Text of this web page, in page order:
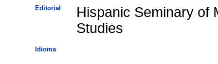
Editorial
Hispanic Seminary of
Studies
Idioma